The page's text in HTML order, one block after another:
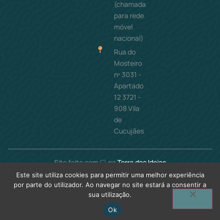
(chamada
para rede
móvel
nacional)
Rua do
Mosteiro
nº 3031 -
Apartado
12 3721 -
908 Vila
de
Cucujães
Site feito com 🤍 naTerra das Ideias
Este site utiliza cookies para permitir uma melhor experiência
por parte do utilizador. Ao navegar no site estará a consentir a
sua utilização.
Ok